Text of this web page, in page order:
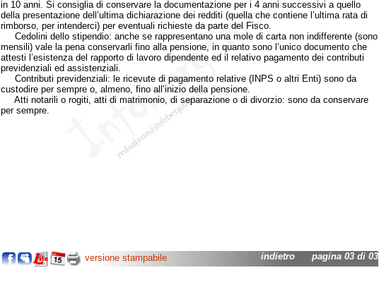
in 10 anni. Si consiglia di conservare la documentazione per i 4 anni successivi a quello
della presentazione dell’ultima dichiarazione dei redditi (quella che contiene l’ultima rata di
rimborso, per intenderci) per eventuali richieste da parte del Fisco.
Cedolini dello stipendio: anche se rappresentano una mole di carta non indifferente (sono
mensili) vale la pena conservarli fino alla pensione, in quanto sono l’unico documento che
attesti l’esistenza del rapporto di lavoro dipendente ed il relativo pagamento dei contributi
previdenziali ed assistenziali.
Contributi previdenziali: le ricevute di pagamento relative (INPS o altri Enti) sono da
custodire per sempre o, almeno, fino all’inizio della pensione.
Atti notarili o rogiti, atti di matrimonio, di separazione o di divorzio: sono da conservare
per sempre.
versione stampabile indietropagina 03 di 03